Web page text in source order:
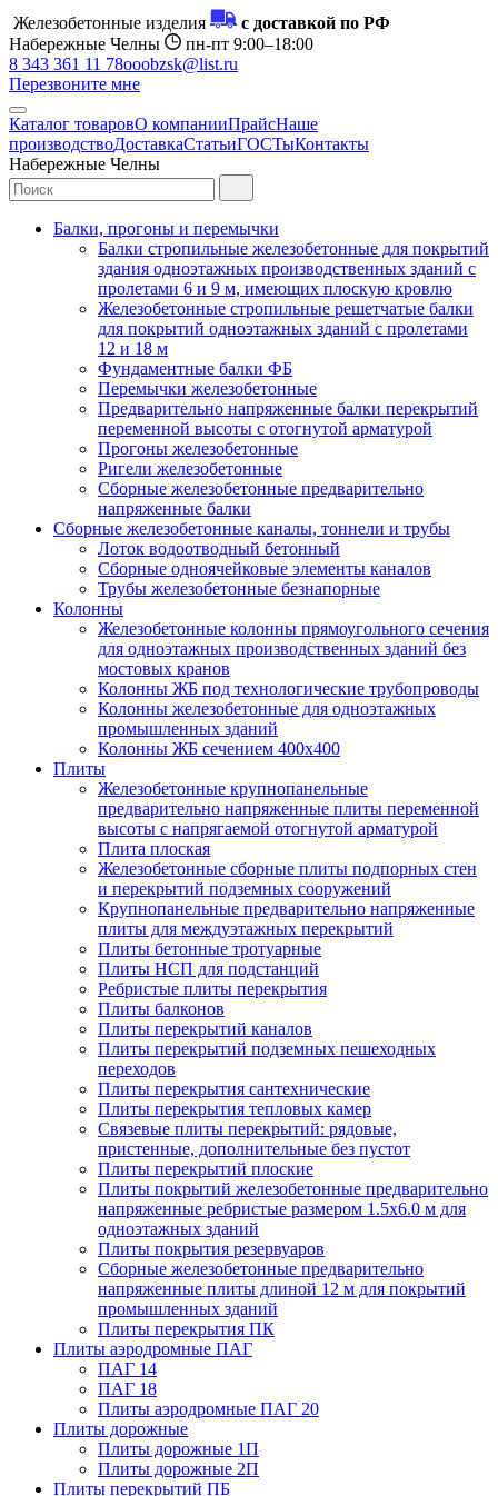
Железобетонные изделия
с доставкой по РФ
Набережные Челны
пн-пт 9:00–18:00
8 343 361 11 78ooobzsk@list.ru
Перезвоните мне
Каталог товаровО компанииПрайсНаше
производствоДоставкаСтатьиГОСТыКонтакты
Набережные Челны
Балки, прогоны и перемычки
Балки стропильные железобетонные для покрытий
здания одноэтажных производственных зданий с
пролетами 6 и 9 м, имеющих плоскую кровлю
Железобетонные стропильные решетчатые балки
для покрытий одноэтажных зданий с пролетами
12 и 18 м
Фундаментные балки ФБ
Перемычки железобетонные
Предварительно напряженные балки перекрытий
переменной высоты с отогнутой арматурой
Прогоны железобетонные
Ригели железобетонные
Сборные железобетонные предварительно
напряженные балки
Сборные железобетонные каналы, тоннели и трубы
Лоток водоотводный бетонный
Сборные одноячейковые элементы каналов
Трубы железобетонные безнапорные
Колонны
Железобетонные колонны прямоугольного сечения
для одноэтажных производственных зданий без
мостовых кранов
Колонны ЖБ под технологические трубопроводы
Колонны железобетонные для одноэтажных
промышленных зданий
Колонны ЖБ сечением 400х400
Плиты
Железобетонные крупнопанельные
предварительно напряженные плиты переменной
высоты с напрягаемой отогнутой арматурой
Плита плоская
Железобетонные сборные плиты подпорных стен
и перекрытий подземных сооружений
Крупнопанельные предварительно напряженные
плиты для междуэтажных перекрытий
Плиты бетонные тротуарные
Плиты НСП для подстанций
Ребристые плиты перекрытия
Плиты балконов
Плиты перекрытий каналов
Плиты перекрытий подземных пешеходных
переходов
Плиты перекрытия сантехнические
Плиты перекрытия тепловых камер
Связевые плиты перекрытий: рядовые,
пристенные, дополнительные без пустот
Плиты перекрытий плоские
Плиты покрытий железобетонные предварительно
напряженные ребристые размером 1.5х6.0 м для
одноэтажных зданий
Плиты покрытия резервуаров
Сборные железобетонные предварительно
напряженные плиты длиной 12 м для покрытий
промышленных зданий
Плиты перекрытия ПК
Плиты аэродромные ПАГ
ПАГ 14
ПАГ 18
Плиты аэродромные ПАГ 20
Плиты дорожные
Плиты дорожные 1П
Плиты дорожные 2П
Плиты перекрытий ПБ